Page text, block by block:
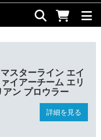
スターライン エイ
イアーチーム エリ
アン プロウラー
詳細を見る